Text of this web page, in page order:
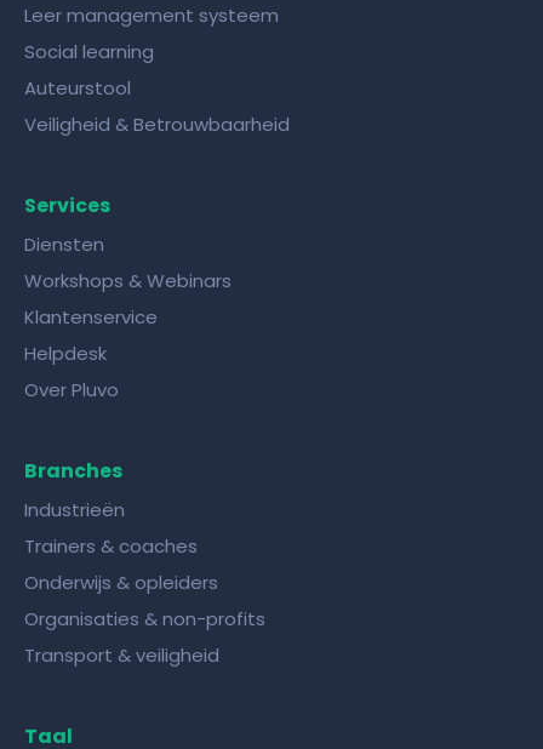
Leer management systeem
Social learning
Auteurstool
Veiligheid & Betrouwbaarheid
Services
Diensten
Workshops & Webinars
Klantenservice
Helpdesk
Over Pluvo
Branches
Industrieën
Trainers & coaches
Onderwijs & opleiders
Organisaties & non-profits
Transport & veiligheid
Taal